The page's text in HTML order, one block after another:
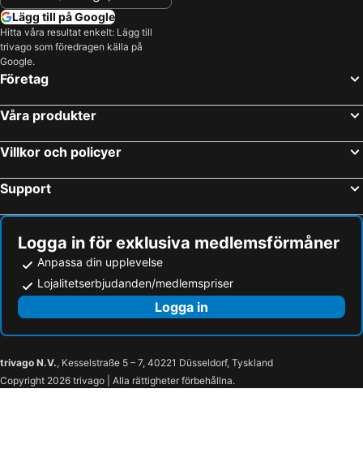
Lägg till på Google
Hitta våra resultat enkelt: Lägg till
trivago som föredragen källa på
Google.
Företag
Våra produkter
Villkor och policyer
Support
Logga in för exklusiva medlemsförmåner
Anpassa din upplevelse
Lojalitetserbjudanden/medlemspriser
Logga in
trivago N.V., Kesselstraße 5 – 7, 40221 Düsseldorf, Tyskland
Copyright 2026 trivago | Alla rättigheter förbehållna.